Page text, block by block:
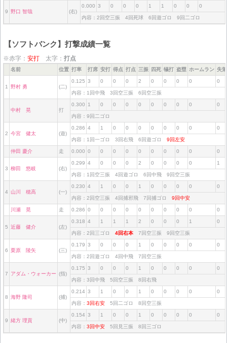
9 野口 智哉 (右)
0.000 3 0 0 0 1 1 0 0 0
内容：2回空三振 4回死球 6回遊ゴロ 9回二ゴロ
【ソフトバンク】打撃成績一覧
※赤字： 安打 太字： 打点
名前 位置 打率 打席 安打 得点 打点 三振 四死 犠打 盗塁 ホームラン 失策
1 野村 勇 (二)
0.125 3 0 0 0 2 0 0 0 0 0
内容：1回中飛 3回空三振 6回空三振
中村 晃 打
0.300 1 0 0 0 0 0 0 0 0 0
内容：9回二ゴロ
2 今宮 健太 (遊)
0.286 4 1 0 0 0 0 0 0 0 0
内容：1回一ゴロ 3回右飛 6回遊ゴロ 9回左安
仲田 慶介 走 0.000 0 0 0 0 0 0 0 0 0 0
3 柳田 悠岐 (右)
0.299 4 0 0 0 2 0 0 0 0 1
内容：1回空三振 4回遊ゴロ 6回中飛 9回空三振
4 山川 穂高 (一)
0.230 4 1 0 0 1 0 0 0 0 0
内容：2回空三振 4回捕邪飛 7回捕ゴロ 9回中安
川瀬 晃 走 0.286 0 0 0 0 0 0 0 0 0 0
5 近藤 健介 (左)
0.318 4 1 1 1 2 0 0 0 1 0
内容：2回三ゴロ 4回右本 7回空三振 9回空三振
6 栗原 陵矢 (三)
0.179 3 0 0 0 1 0 0 0 0 0
内容：2回遊ゴロ 4回中飛 7回空三振
7 アダム・ウォーカー (指)
0.175 3 0 0 0 1 0 0 0 0 0
内容：3回中飛 5回空三振 8回右飛
8 海野 隆司 (捕)
0.214 3 1 0 0 1 0 0 0 0 0
内容： 3回右安 5回二ゴロ 8回空三振
9 緒方 理貢 (中)
0.154 3 1 0 0 1 0 0 0 0 0
内容： 3回中安 5回見三振 8回三ゴロ